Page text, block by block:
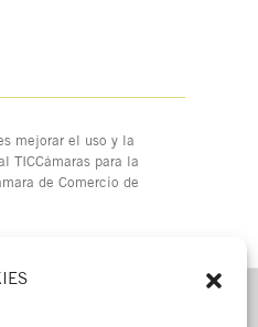
mejorar el uso y la
TICCámaras para la
de Comercio de